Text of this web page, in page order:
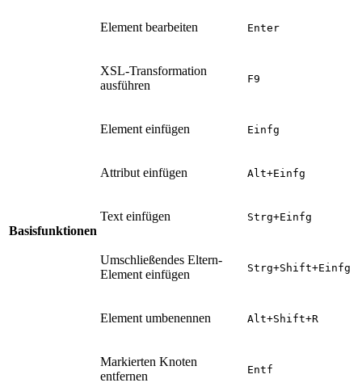
Basisfunktionen
Element bearbeiten Enter
XSL-Transformation
ausführen
F9
Element einfügen Einfg
Attribut einfügen Alt+Einfg
Text einfügen Strg+Einfg
Umschließendes Eltern-
Element einfügen
Strg+Shift+Einfg
Element umbenennen Alt+Shift+R
Markierten Knoten
entfernen
Entf